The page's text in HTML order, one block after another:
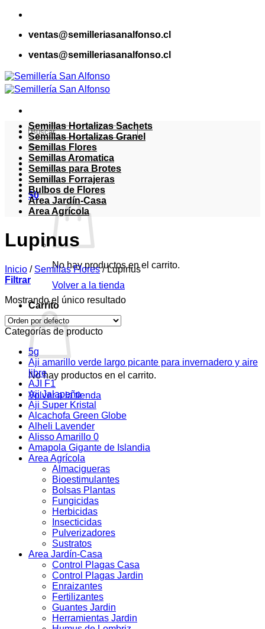
Saltar
contenidoventas@semilleriasanalfonso.cl
ventas@semilleriasanalfonso.cl
Buscar
por:
$0
No hay productos en el carrito.
Volver a la tienda
Carrito
No hay productos en el carrito.
Volver a la tienda
Semillas Hortalizas Sachets
Semillas Hortalizas Granel
Semillas Flores
Semillas Aromatica
Semillas para Brotes
Semillas Forrajeras
Bulbos de Flores
Area Jardín-Casa
Area Agrícola
Lupinus
Inicio / Semillas Flores /Lupinus
Filtrar
Mostrando el único resultado
Categorías de producto
5g
Aji amarillo verde largo picante para invernadero y aire
libre
AJI F1
Aji Jalapeño
Aji Super Kristal
Alcachofa Green Globe
Alheli Lavender
Alisso Amarillo 0
Amapola Gigante de Islandia
Area Agrícola
Almacigueras
Bioestimulantes
Bolsas Plantas
Fungicidas
Herbicidas
Insecticidas
Pulverizadores
Sustratos
Area Jardín-Casa
Control Plagas Casa
Control Plagas Jardin
Enraizantes
Fertilizantes
Guantes Jardin
Herramientas Jardin